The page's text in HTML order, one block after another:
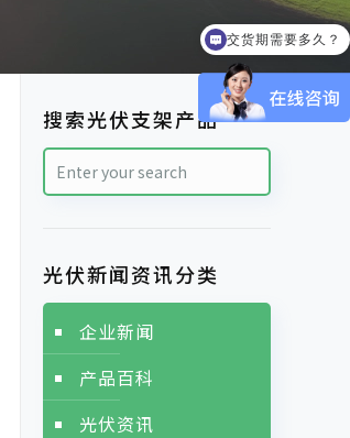
搜索光伏支架产品
光伏新闻资讯分类
企业新闻
产品百科
光伏资讯
交货期需要多久？